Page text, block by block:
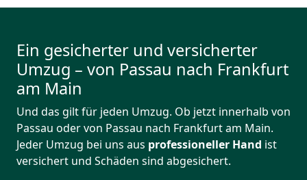
Ein gesicherter und versicherter
Umzug – von Passau nach Frankfurt
am Main
Und das gilt für jeden Umzug. Ob jetzt innerhalb von
Passau oder von Passau nach Frankfurt am Main.
Jeder Umzug bei uns aus professioneller Hand ist
versichert und Schäden sind abgesichert.